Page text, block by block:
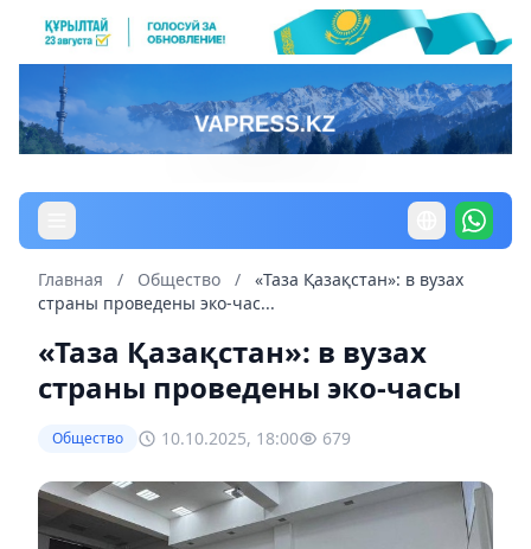
Главная / Общество /
«Таза Қазақстан»: в вузах
страны проведены эко-час...
«Таза Қазақстан»: в вузах
страны проведены эко-часы
Общество 10.10.2025, 18:00 679